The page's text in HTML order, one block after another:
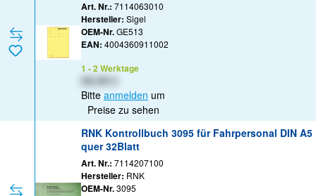
Art. Nr.: 7114063010
Hersteller: Sigel
OEM-Nr.GE513
EAN: 4004360911002
1 - 2 Werktage
Bitte anmelden um
Preise zu sehen
RNK Kontrollbuch 3095 für Fahrpersonal DIN A5
quer 32Blatt
Art. Nr.: 7114207100
Hersteller: RNK
OEM-Nr.3095